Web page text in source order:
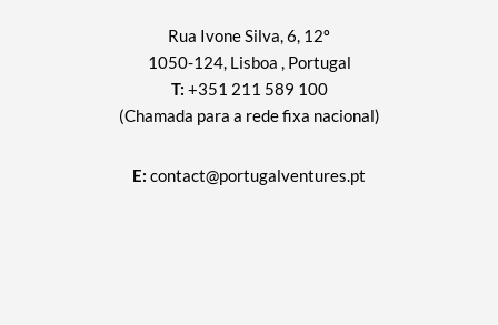
Rua Ivone Silva, 6, 12º
1050-124, Lisboa , Portugal
T: +351 211 589 100
(Chamada para a rede fixa nacional)
E: contact@portugalventures.pt